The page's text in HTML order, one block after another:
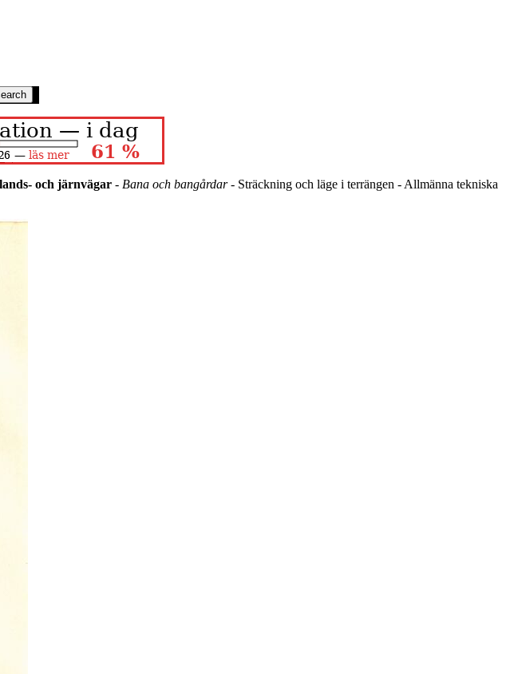
och järnvägar - Bana och bangårdar- Sträckning och läge i terrängen - Allmänna tekniska